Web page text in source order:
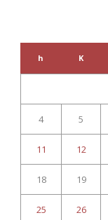
h K
4 5
11 12
18 19
25 26